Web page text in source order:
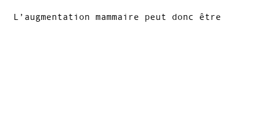
L’augmentation mammaire peut donc être